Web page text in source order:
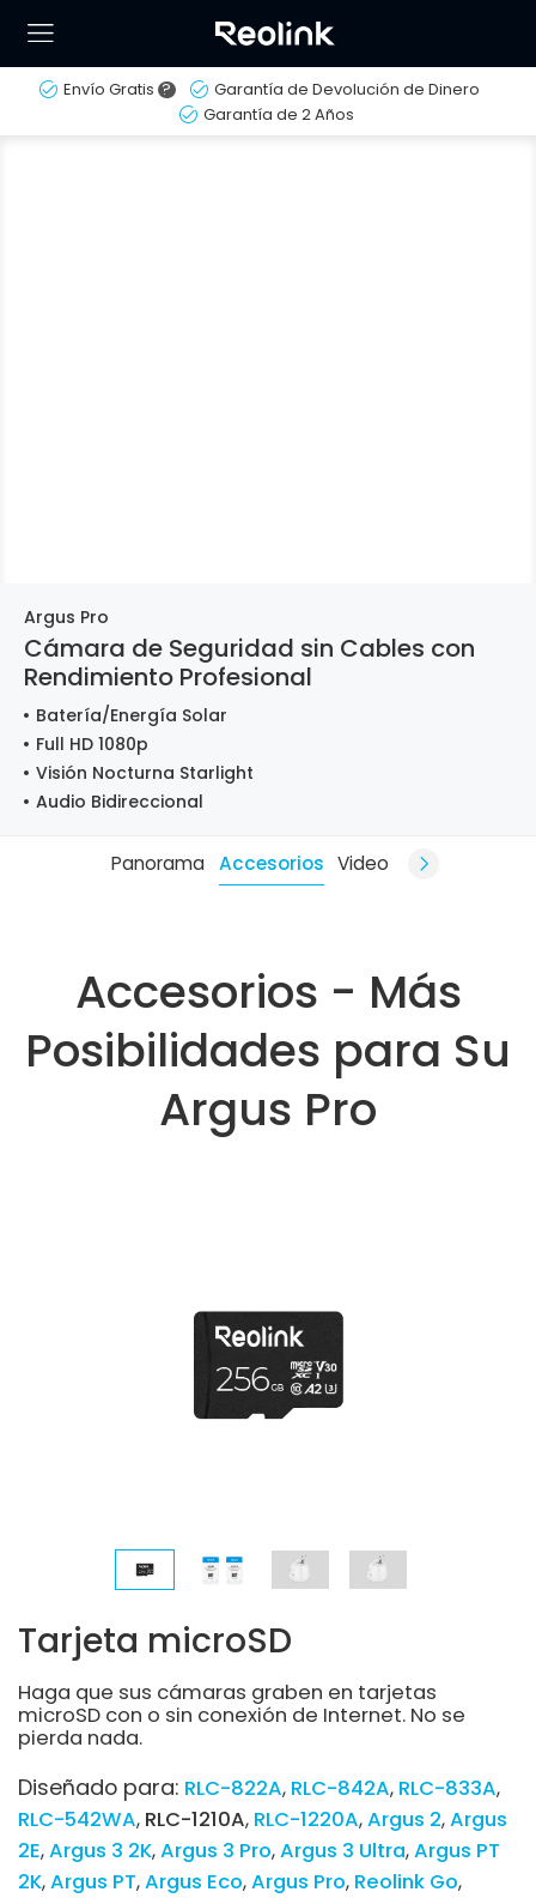
Envío Gratis ?
Garantía de Devolución de Dinero
Garantía de 2 Años
Argus Pro
Cámara de Seguridad sin Cables con
Rendimiento Profesional
Batería/Energía Solar
Full HD 1080p
Visión Nocturna Starlight
Audio Bidireccional
Panorama Accesorios Video
Accesorios - Más
Posibilidades para Su
Argus Pro
Tarjeta microSD
Haga que sus cámaras graben en tarjetas
microSD con o sin conexión de Internet. No se
pierda nada.
Diseñado para: RLC-822A RLC-842A RLC-833A
RLC-542WA RLC-1210A RLC-1220A Argus 2 Argus
2E Argus 3 2K Argus 3 Pro Argus 3 Ultra Argus PT
2K Argus PT Argus Eco Argus Pro Reolink Go